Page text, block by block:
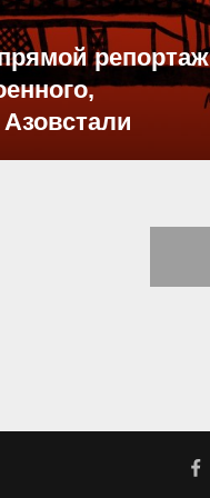
репортаж